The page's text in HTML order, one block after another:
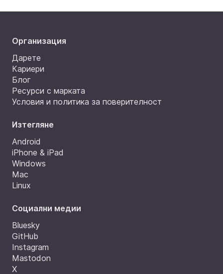
Организация
Дарете
Кариери
Блог
Ресурси с марката
Условия и политика за поверителност
Изтегляне
Android
iPhone & iPad
Windows
Mac
Linux
Социални медии
Bluesky
GitHub
Instagram
Mastodon
X